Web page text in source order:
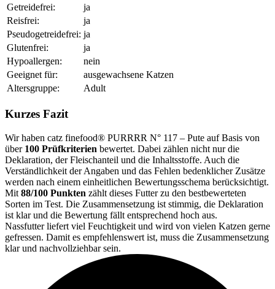
Getreidefrei:
ja
Reisfrei:
ja
Pseudogetreidefrei: ja
Glutenfrei:
ja
Hypoallergen:
nein
Geeignet für:
ausgewachsene Katzen
Altersgruppe:
Adult
Kurzes Fazit
Wir haben catz finefood® PURRRR N° 117 – Pute auf Basis von
über 100 Prüfkriterien bewertet. Dabei zählen nicht nur die
Deklaration, der Fleischanteil und die Inhaltsstoffe. Auch die
Verständlichkeit der Angaben und das Fehlen bedenklicher Zusätze
werden nach einem einheitlichen Bewertungsschema berücksichtigt.
Mit 88/100 Punkten zählt dieses Futter zu den bestbewerteten
Sorten im Test. Die Zusammensetzung ist stimmig, die Deklaration
ist klar und die Bewertung fällt entsprechend hoch aus.
Nassfutter liefert viel Feuchtigkeit und wird von vielen Katzen gerne
gefressen. Damit es empfehlenswert ist, muss die Zusammensetzung
klar und nachvollziehbar sein.